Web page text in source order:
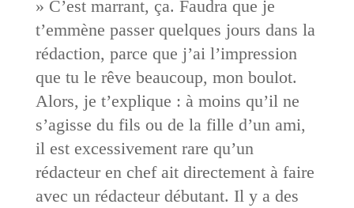
» C’est marrant, ça. Faudra que je
t’emmène passer quelques jours dans la
rédaction, parce que j’ai l’impression
que tu le rêve beaucoup, mon boulot.
Alors, je t’explique : à moins qu’il ne
s’agisse du fils ou de la fille d’un ami,
il est excessivement rare qu’un
rédacteur en chef ait directement à faire
avec un rédacteur débutant. Il y a des